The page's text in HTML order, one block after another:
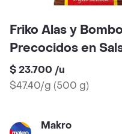
Friko Alas y
Precocidos en
$ 23.700 /u
$47.40/g (500 g)
Makro